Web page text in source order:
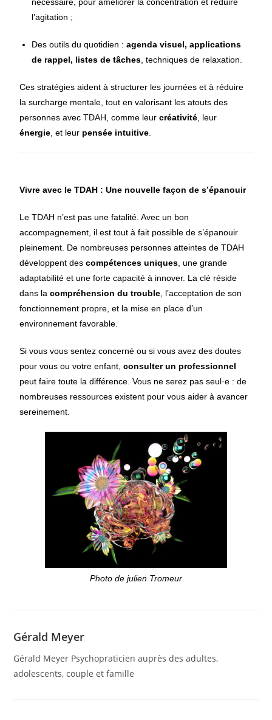
l’agitation ;
Des outils du quotidien :agenda visuel, applications
de rappel, listes de tâches , techniques de relaxation.
Ces stratégies aident à structurer les journées et à réduire
la surcharge mentale, tout en valorisant les atouts des
personnes avec TDAH, comme leurcréativité , leur
énergie , et leur pensée intuitive
Vivre avec le TDAH : Une nouvelle façon de s’épanouir
Le TDAH n’est pas une fatalité. Avec un bon
accompagnement, il est tout à fait possible de s’épanouir
pleinement. De nombreuses personnes atteintes de TDAH
développent descompétences uniques , une grande
adaptabilité et une forte capacité à innover. La clé réside
dans lacompréhension du trouble , l’acceptation de son
fonctionnement propre, et la mise en place d’un
environnement favorable.
Si vous vous sentez concerné ou si vous avez des doutes
pour vous ou votre enfant,consulter un professionnel
peut faire toute la différence. Vous ne serez pas seul·e : de
nombreuses ressources existent pour vous aider à avancer
sereinement.
Photo de julien Tromeur
Gérald Meyer
Gérald Meyer Psychopraticien auprès des adultes,
adolescents, couple et famille